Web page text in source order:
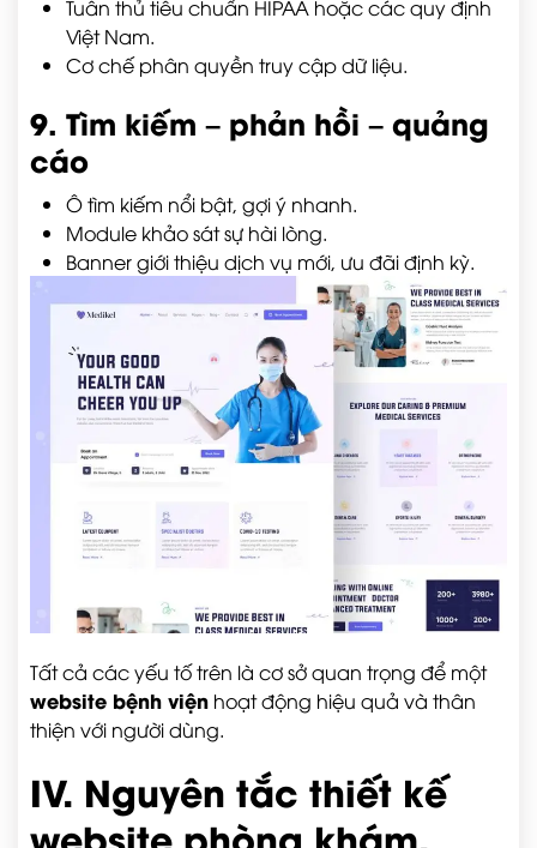
Tuân thủ tiêu chuẩn HIPAA hoặc các quy định
Việt Nam.
Cơ chế phân quyền truy cập dữ liệu.
9. Tìm kiếm – phản hồi – quảng
cáo
Ô tìm kiếm nổi bật, gợi ý nhanh.
Module khảo sát sự hài lòng.
Banner giới thiệu dịch vụ mới, ưu đãi định kỳ.
Tất cả các yếu tố trên là cơ sở quan trọng để một
website bệnh viện hoạt động hiệu quả và thân
thiện với người dùng.
IV. Nguyên tắc thiết kế
website phòng khám,